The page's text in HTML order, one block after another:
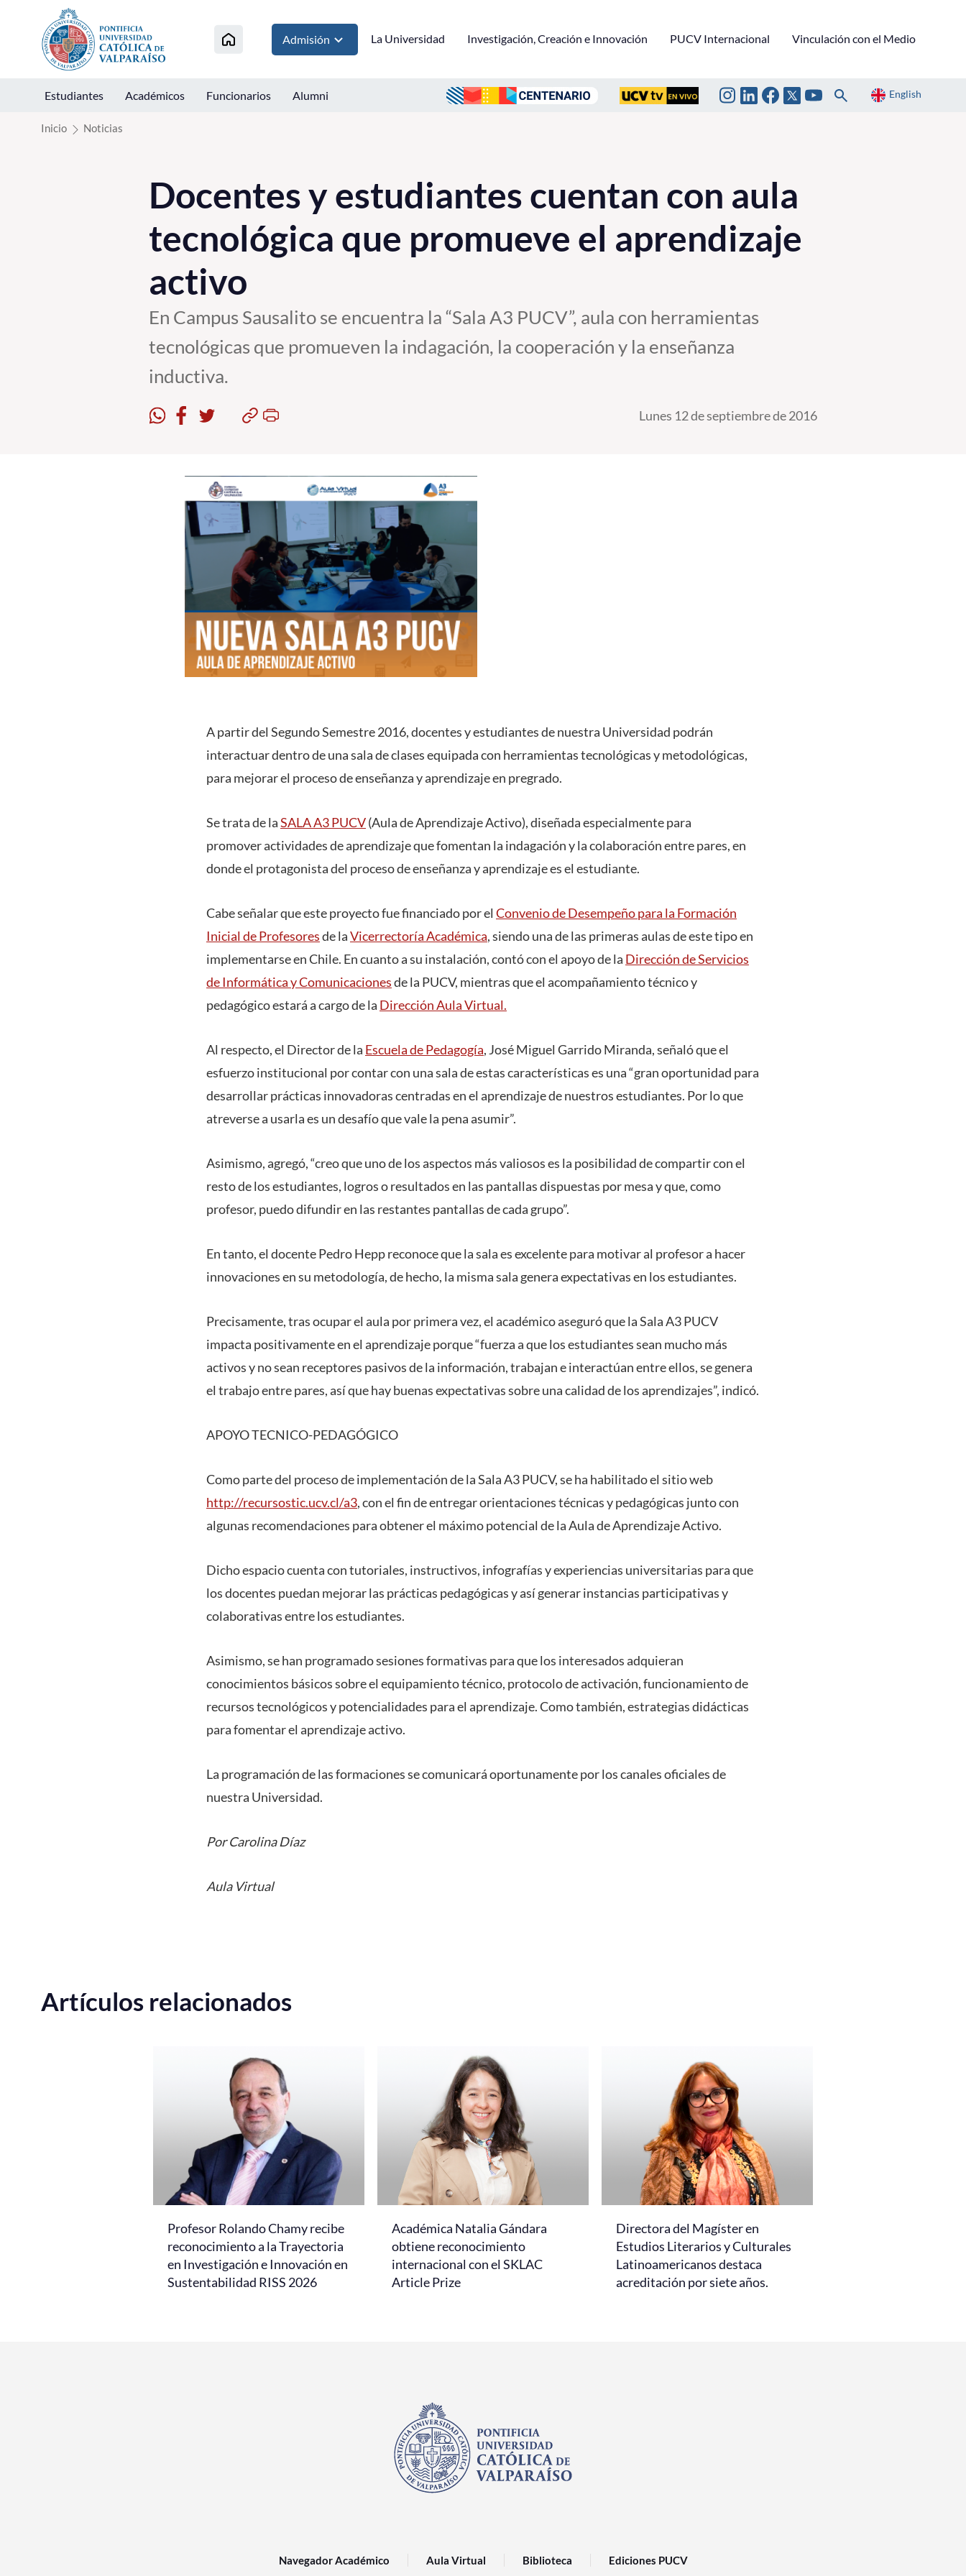
Click acá para ir directamente al contenido
Admisión La Universidad Investigación, Creación e Innovación PUCV Internacional Vinculación con el Medio
Estudiantes Académicos Funcionarios Alumni English
Inicio Noticias
Docentes y estudiantes cuentan con aula
tecnológica que promueve el aprendizaje
activo
En Campus Sausalito se encuentra la “Sala A3 PUCV”, aula con herramientas
tecnológicas que promueven la indagación, la cooperación y la enseñanza
inductiva.
Lunes 12 de septiembre de 2016
A partir del Segundo Semestre 2016, docentes y estudiantes de nuestra Universidad podrán
interactuar dentro de una sala de clases equipada con herramientas tecnológicas y metodológicas,
para mejorar el proceso de enseñanza y aprendizaje en pregrado.
Se trata de laSALA A3 PUCV(Aula de Aprendizaje Activo), diseñada especialmente para
promover actividades de aprendizaje que fomentan la indagación y la colaboración entre pares, en
donde el protagonista del proceso de enseñanza y aprendizaje es el estudiante.
Cabe señalar que este proyecto fue financiado por el Convenio de Desempeño para la Formación
Inicial de Profesoresde laVicerrectoría Académica, siendo una de las primeras aulas de este tipo en
implementarse en Chile. En cuanto a su instalación, contó con el apoyo de la Dirección de Servicios
de Informática y Comunicacionesde la PUCV, mientras que el acompañamiento técnico y
pedagógico estará a cargo de la Dirección Aula Virtual.
Al respecto, el Director de la Escuela de Pedagogía, José Miguel Garrido Miranda, señaló que el
esfuerzo institucional por contar con una sala de estas características es una “gran oportunidad para
desarrollar prácticas innovadoras centradas en el aprendizaje de nuestros estudiantes. Por lo que
atreverse a usarla es un desafío que vale la pena asumir”.
Asimismo, agregó, “creo que uno de los aspectos más valiosos es la posibilidad de compartir con el
resto de los estudiantes, logros o resultados en las pantallas dispuestas por mesa y que, como
profesor, puedo difundir en las restantes pantallas de cada grupo”.
En tanto, el docente Pedro Hepp reconoce que la sala es excelente para motivar al profesor a hacer
innovaciones en su metodología, de hecho, la misma sala genera expectativas en los estudiantes.
Precisamente, tras ocupar el aula por primera vez, el académico aseguró que la Sala A3 PUCV
impacta positivamente en el aprendizaje porque “fuerza a que los estudiantes sean mucho más
activos y no sean receptores pasivos de la información, trabajan e interactúan entre ellos, se genera
el trabajo entre pares, así que hay buenas expectativas sobre una calidad de los aprendizajes”, indicó.
APOYO TECNICO-PEDAGÓGICO
Como parte del proceso de implementación de la Sala A3 PUCV, se ha habilitado el sitio web
http://recursostic.ucv.cl/a3, con el fin de entregar orientaciones técnicas y pedagógicas junto con
algunas recomendaciones para obtener el máximo potencial de la Aula de Aprendizaje Activo.
Dicho espacio cuenta con tutoriales, instructivos, infografías y experiencias universitarias para que
los docentes puedan mejorar las prácticas pedagógicas y así generar instancias participativas y
colaborativas entre los estudiantes.
Asimismo, se han programado sesiones formativas para que los interesados adquieran
conocimientos básicos sobre el equipamiento técnico, protocolo de activación, funcionamiento de
recursos tecnológicos y potencialidades para el aprendizaje. Como también, estrategias didácticas
para fomentar el aprendizaje activo.
La programación de las formaciones se comunicará oportunamente por los canales oficiales de
nuestra Universidad.
Por Carolina Díaz
Aula Virtual
Artículos relacionados
Profesor Rolando Chamy recibe
reconocimiento a la Trayectoria
en Investigación e Innovación en
Sustentabilidad RISS 2026
Académica Natalia Gándara
obtiene reconocimiento
internacional con el SKLAC
Article Prize
Directora del Magíster en
Estudios Literarios y Culturales
Latinoamericanos destaca
acreditación por siete años.
Navegador Académico Aula Virtual Biblioteca Ediciones PUCV